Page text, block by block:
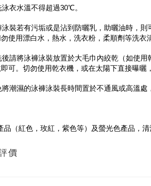
泳衣水溫不得超過30℃。
泳裝若有污垢或是沾到防曬乳，助曬油時，
使用漂白水，熱水，洗衣粉，柔順劑等洗衣
後請將泳褲泳裝放置於大毛巾內絞乾（如使
可。切勿使用乾衣機，或在太陽下直接曝曬
將潮濕的泳褲泳裝長時間置於不通風或高溫處
品（紅色，玫紅，紫色等）及螢光色產品，
價